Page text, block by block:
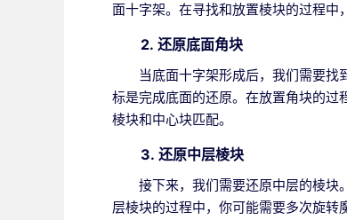
面十字架。在寻找和放置棱块的过程中
2. 还原底面角块
当底面十字架形成后，我们需要
标是完成底面的还原。在放置角块的
棱块和中心块匹配。
3. 还原中层棱块
接下来，我们需要还原中层的棱块
层棱块的过程中，你可能需要多次旋